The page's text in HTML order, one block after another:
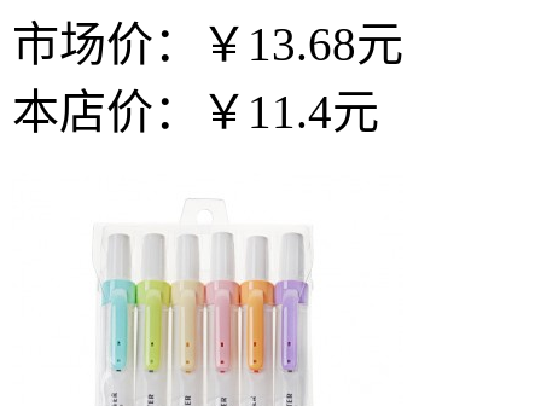
市场价：
￥13.68元
本店价：
￥11.4元